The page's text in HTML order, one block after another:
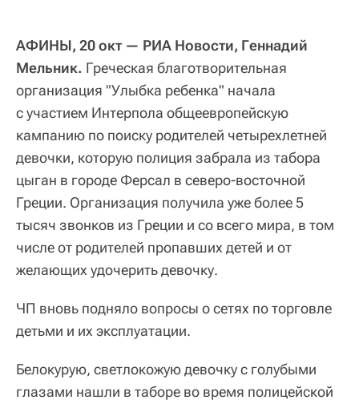
АФИНЫ, 20 окт — РИА Новости, Геннадий
Мельник. Греческая благотворительная
организация "Улыбка ребенка" начала
с участием Интерпола общеевропейскую
кампанию по поиску родителей четырехлетней
девочки, которую полиция забрала из табора
цыган в городе Ферсал в северо-восточной
Греции. Организация получила уже более 5
тысяч звонков из Греции и со всего мира, в том
числе от родителей пропавших детей и от
желающих удочерить девочку.
ЧП вновь подняло вопросы о сетях по торговле
детьми и их эксплуатации.
Белокурую, светлокожую девочку с голубыми
глазами нашли в таборе во время полицейской